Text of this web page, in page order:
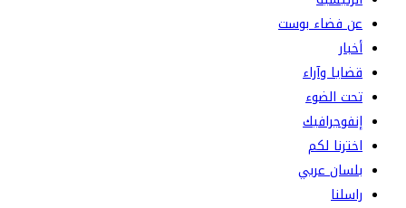
عن فضاء بوست
أخبار
قضايا وآراء
تحت الضوء
إنفوجرافيك
اخترنا لكم
بلسان عربي
راسلنا